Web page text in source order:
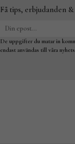
Få tips, erbjudanden
De uppgifter du matar in
endast användas till våra